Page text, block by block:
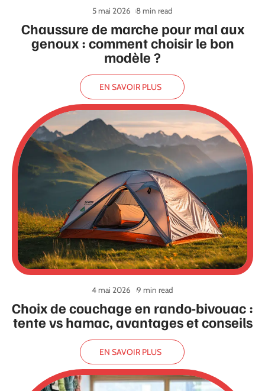
Chaussure de marche pour mal aux
genoux : comment choisir le bon
modèle ?
5 mai 2026 8 min read
EN SAVOIR PLUS
Choix de couchage en rando-bivouac :
tente vs hamac, avantages et conseils
4 mai 2026 9 min read
EN SAVOIR PLUS